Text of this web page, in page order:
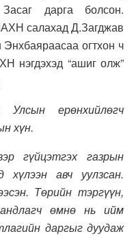
дарга болсон.
салахад Д.Загджав
огтхон ч
нэгдэхэд “ашиг олж”
ерөнхийлөгч
хүн.
гүйцэтгэх газрын
хүлээн авч уулзсан.
Төрийн тэргүүн,
өмнө нь ийм
даргыг дуудаж